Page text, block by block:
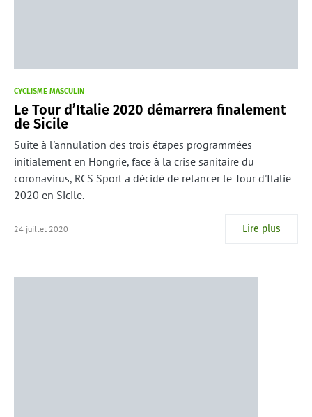
CYCLISME MASCULIN
Le Tour d’Italie 2020 démarrera finalement
de Sicile
Suite à l'annulation des trois étapes programmées
initialement en Hongrie, face à la crise sanitaire du
coronavirus, RCS Sport a décidé de relancer le Tour d'Italie
2020 en Sicile.
24 juillet 2020 Lire plus